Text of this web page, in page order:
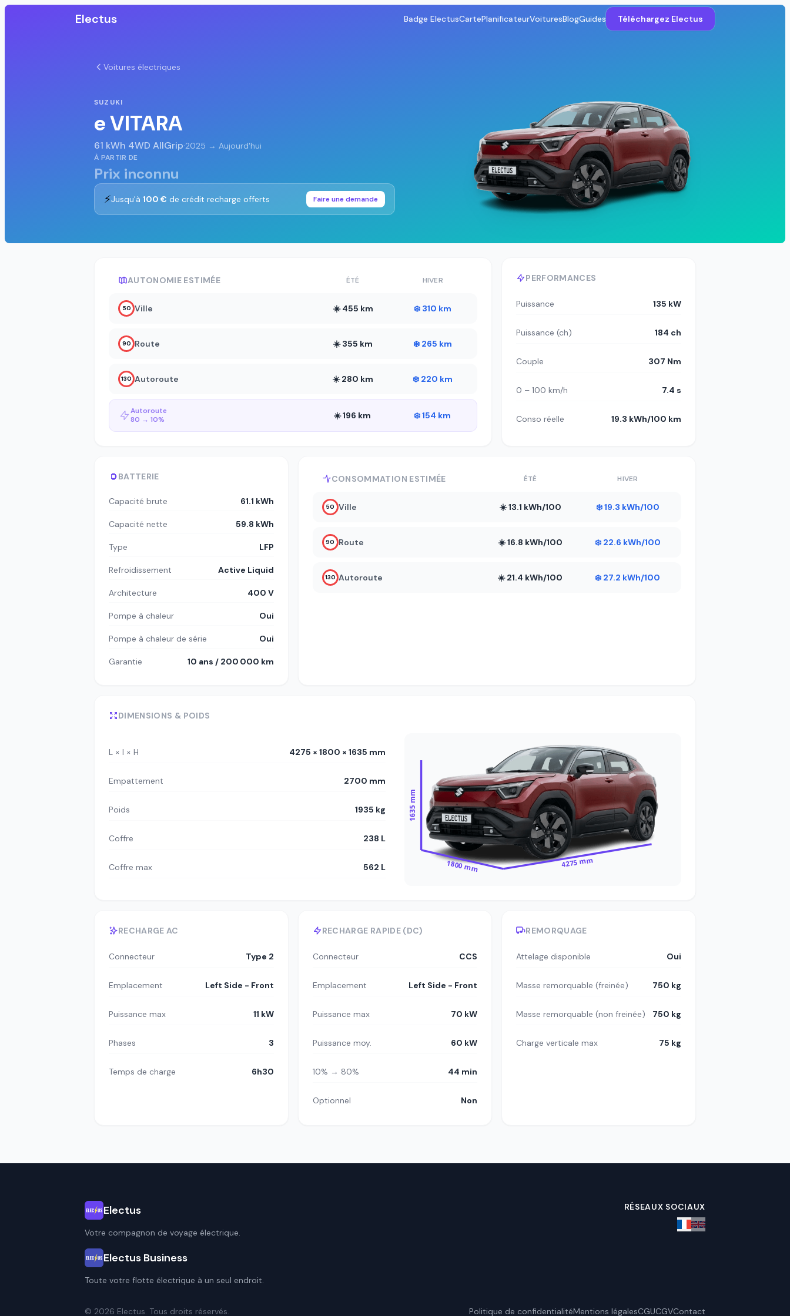
Electus Badge ElectusCartePlanificateurVoituresBlogGuides Téléchargez Electus
Voitures électriques
SUZUKI
e VITARA
61 kWh 4WD AllGrip·2025 → Aujourd'hui
À PARTIR DE
Prix inconnu
⚡Jusqu'à 100 € de crédit recharge offerts Faire une demande
AUTONOMIE ESTIMÉE ÉTÉ HIVER
50 Ville ☀️ 455 km ❄️ 310 km
90 Route ☀️ 355 km ❄️ 265 km
130 Autoroute ☀️ 280 km ❄️ 220 km
Autoroute
80 → 10%
☀️ 196 km ❄️ 154 km
PERFORMANCES
Puissance 135 kW
Puissance (ch) 184 ch
Couple 307 Nm
0 – 100 km/h 7.4 s
Conso réelle 19.3 kWh/100 km
BATTERIE
Capacité brute 61.1 kWh
Capacité nette 59.8 kWh
Type LFP
Refroidissement Active Liquid
Architecture 400 V
Pompe à chaleur Oui
Pompe à chaleur de série Oui
Garantie 10 ans / 200 000 km
CONSOMMATION ESTIMÉE ÉTÉ HIVER
50 Ville ☀️ 13.1 kWh/100 ❄️ 19.3 kWh/100
90 Route ☀️ 16.8 kWh/100 ❄️ 22.6 kWh/100
130 Autoroute ☀️ 21.4 kWh/100 ❄️ 27.2 kWh/100
DIMENSIONS & POIDS
L × l × H 4275 × 1800 × 1635 mm
Empattement 2700 mm
Poids 1935 kg
Coffre 238 L
Coffre max 562 L
1635 mm
1800 mm 4275 mm
RECHARGE AC
Connecteur Type 2
Emplacement Left Side - Front
Puissance max 11 kW
Phases 3
Temps de charge 6h30
RECHARGE RAPIDE (DC)
Connecteur CCS
Emplacement Left Side - Front
Puissance max 70 kW
Puissance moy. 60 kW
10% → 80% 44 min
Optionnel Non
REMORQUAGE
Attelage disponible Oui
Masse remorquable (freinée) 750 kg
Masse remorquable (non freinée) 750 kg
Charge verticale max 75 kg
Electus
Votre compagnon de voyage électrique.
Electus Business
Toute votre flotte électrique à un seul endroit.
RÉSEAUX SOCIAUX
© 2026 Electus. Tous droits réservés. Politique de confidentialitéMentions légalesCGUCGVContact